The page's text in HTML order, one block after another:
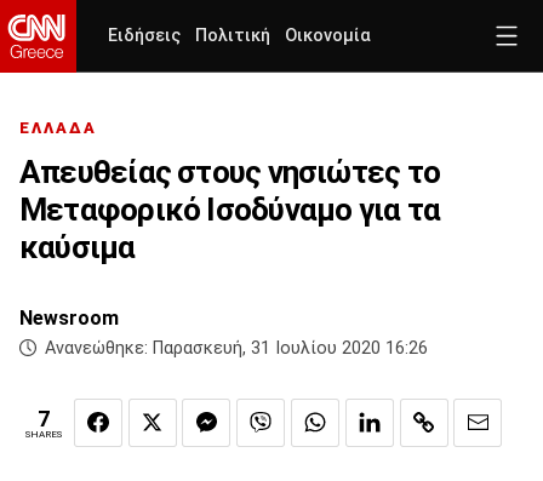
Ειδήσεις Πολιτική Οικονομία
ΕΛΛΑΔΑ
Απευθείας στους νησιώτες το
Μεταφορικό Ισοδύναμο για τα
καύσιμα
Newsroom
Ανανεώθηκε: Παρασκευή, 31 Ιουλίου 2020 16:26
7
SHARES